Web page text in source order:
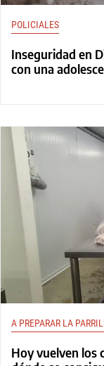
POLICIALES
Inseguridad en
con una
A PREPARAR LA
Hoy vuelven los